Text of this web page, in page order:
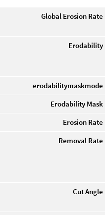
Global Erosion Rate
Erodability
erodabilitymaskmode
Erodability Mask
Erosion Rate
Removal Rate
Cut Angle